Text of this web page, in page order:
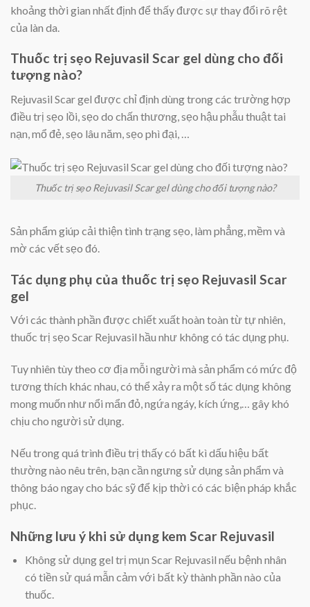
khoảng thời gian nhất định để thấy được sự thay đổi rõ rệt
của làn da.
Thuốc trị sẹo Rejuvasil Scar gel dùng cho đối
tượng nào?
Rejuvasil Scar gel được chỉ định dùng trong các trường hợp
điều trị sẹo lồi, sẹo do chấn thương, sẹo hậu phẫu thuật tai
nạn, mổ đẻ, sẹo lâu năm, sẹo phì đại, …
Thuốc trị sẹo Rejuvasil Scar gel dùng cho đối tượng nào?
Sản phẩm giúp cải thiện tình trạng sẹo, làm phẳng, mềm và
mờ các vết sẹo đó.
Tác dụng phụ của thuốc trị sẹo Rejuvasil Scar
gel
Với các thành phần được chiết xuất hoàn toàn từ tự nhiên,
thuốc trị sẹo Scar Rejuvasil hầu như không có tác dụng phụ.
Tuy nhiên tùy theo cơ địa mỗi người mà sản phẩm có mức độ
tương thích khác nhau, có thể xảy ra một số tác dụng không
mong muốn như nổi mẩn đỏ, ngứa ngáy, kích ứng,… gây khó
chịu cho người sử dụng.
Nếu trong quá trình điều trị thấy có bất kì dấu hiệu bất
thường nào nêu trên, bạn cần ngưng sử dụng sản phẩm và
thông báo ngay cho bác sỹ để kịp thời có các biện pháp khắc
phục.
Những lưu ý khi sử dụng kem Scar Rejuvasil
Không sử dụng gel trị mụn Scar Rejuvasil nếu bệnh nhân
có tiền sử quá mẫn cảm với bất kỳ thành phần nào của
thuốc.